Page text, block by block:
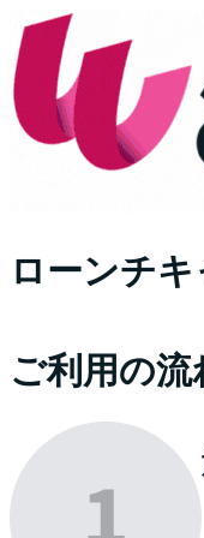
ローンチ
ご利用の流